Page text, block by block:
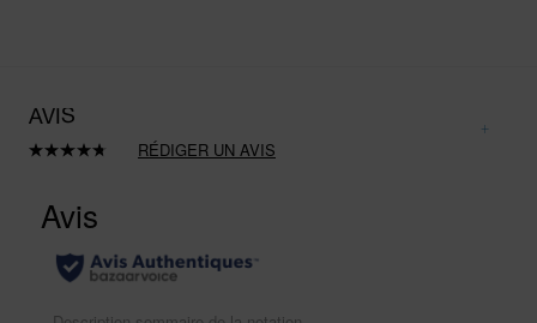
AVIS
RÉDIGER UN AVIS